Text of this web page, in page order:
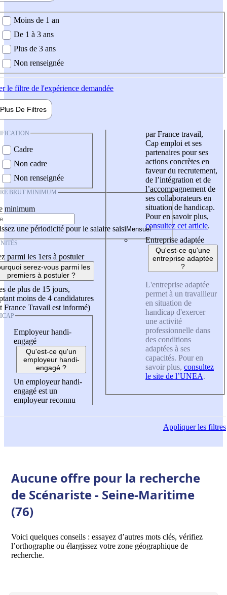
demandée
Moins de 1 an
De 1 à 3 ans
Plus de 3 ans
Non renseignée
le filtre de l'expérience demandée
Plus De Filtres
Cadre
Non cadre
Non renseignée
BRUT MINIMUM
minimum
une périodicité pour le salaire saisi
parmi les 1ers à postuler
serez-vous parmi les
premiers à postuler ?
de plus de 15 jours,
moins de 4 candidatures
France Travail est informé)
Employeur handi-
engagé
Qu'est-ce qu'un
employeur handi-
engagé ?
Un employeur handi-
engagé est un
employeur reconnu
par France travail,
Cap emploi et ses
partenaires pour ses
actions concrètes en
faveur du recrutement,
de l’intégration et de
l’accompagnement de
ses collaborateurs en
situation de handicap.
Pour en savoir plus,
consultez cet article.
Entreprise adaptée
Qu'est-ce qu'une
entreprise adaptée
?
L'entreprise adaptée
permet à un travailleur
en situation de
handicap d'exercer
une activité
professionnelle dans
des conditions
adaptées à ses
capacités. Pour en
savoir plus, consultez
le site de l’UNEA.
Appliquerles filtres
Aucune offre pour la recherche
de Scénariste - Seine-Maritime
(76)
Voici quelques conseils : essayez d’autres mots clés, vérifiez
l’orthographe ou élargissez votre zone géographique de
recherche.